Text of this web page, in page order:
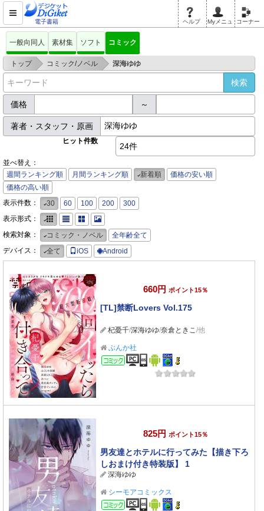
電子書籍 ヘルプ Myメニュ コーナー
一般向同人 素材集 ソフト コミック
トップ > コミック/ノベル > 深海ゆゆ
価格 ～
著者・スタッフ・原画
ヒット件数
24件
並べ替え：
週間ランキング順
月間ランキング順 新着順
価格の安い順
価格の高い順
表示件数：
30 60 100 200
300
表示形式：
検索対象：
コミック・ノベル
全年齢全て
デバイス：
全て iOS Android
660円 ポイント15％
[TL]禁断Lovers Vol.175
杞憂千/深海ゆゆ/奈倉ときこ/他
ぶんか社
コミック
825円 ポイント15％
男友達とホテルに行ってみた【描き下ろ
しおまけ付き特装版】 1
深海ゆゆ
シーモアコミックス
コミック